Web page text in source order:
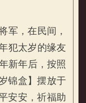
军，在民间，
犯太岁的缘友
新年后，按照
锦盒】摆放于
安安，祈福助